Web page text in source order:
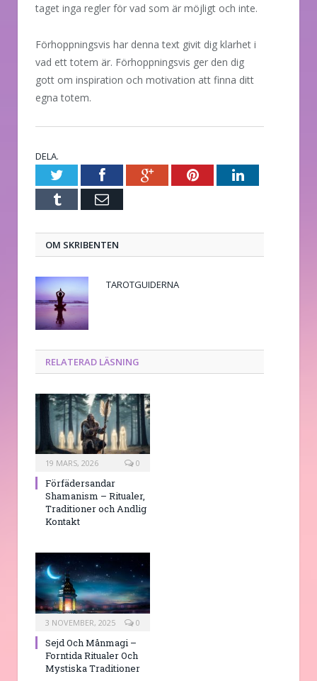
taget inga regler för vad som är möjligt och inte.
Förhoppningsvis har denna text givit dig klarhet i
vad ett totem är. Förhoppningsvis ger den dig
gott om inspiration och motivation att finna ditt
egna totem.
DELA.
TwitterFacebookGoogle+PinterestLinkedIn
Tumblr E-
OM SKRIBENTEN
TAROTGUIDERNA
RELATERAD LÄSNING
19 MARS, 2026 0
Förfädersandar
Shamanism – Ritualer,
Traditioner och Andlig
Kontakt
3 NOVEMBER, 2025 0
Sejd Och Månmagi –
Forntida Ritualer Och
Mystiska Traditioner